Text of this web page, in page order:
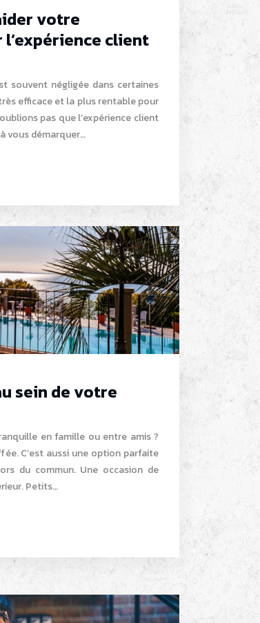
votre
client
souvent négligée dans certaines
efficace et la plus rentable pour
pas que l’expérience client
vous démarquer…
sein de votre
en famille ou entre amis ?
C’est aussi une option parfaite
du commun. Une occasion de
Petits…